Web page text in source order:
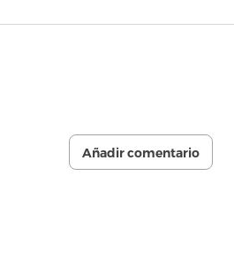
Añadir comentario